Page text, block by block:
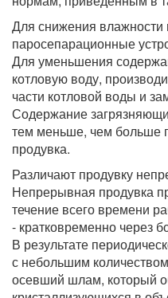
Для снижения
паросепарационные
Для уменьшения
котловую воду,
части котловой воды и
Содержание
тем меньше, чем больше
продувка.
Различают продувку
Непрерывная продувка
течение всего времени
- кратковременно через
В результате
с небольшим
осевший шлам, который